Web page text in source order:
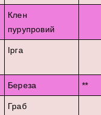
Клен
пурупровий
Ірга
Береза **
Граб